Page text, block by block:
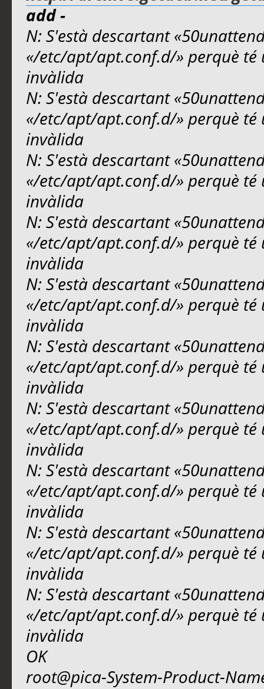
add -
N: S'està descartant
«/etc/apt/apt.conf.d/» perquè té
invàlida
N: S'està descartant
«/etc/apt/apt.conf.d/» perquè té
invàlida
N: S'està descartant
«/etc/apt/apt.conf.d/» perquè té
invàlida
N: S'està descartant
«/etc/apt/apt.conf.d/» perquè té
invàlida
N: S'està descartant
«/etc/apt/apt.conf.d/» perquè té
invàlida
N: S'està descartant
«/etc/apt/apt.conf.d/» perquè té
invàlida
N: S'està descartant
«/etc/apt/apt.conf.d/» perquè té
invàlida
N: S'està descartant
«/etc/apt/apt.conf.d/» perquè té
invàlida
N: S'està descartant
«/etc/apt/apt.conf.d/» perquè té
invàlida
N: S'està descartant
«/etc/apt/apt.conf.d/» perquè té
invàlida
OK
root@pica-System-Product-